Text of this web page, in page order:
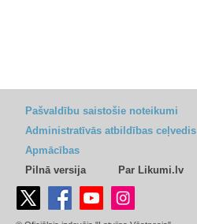
Pašvaldību saistošie noteikumi
Administratīvās atbildības ceļvedis
Apmācības
Pilnā versija
Par Likumi.lv